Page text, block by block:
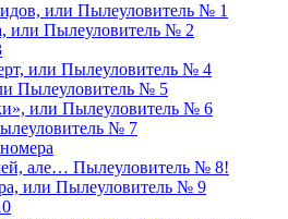
или Пылеуловитель № 1
или Пылеуловитель № 2
или Пылеуловитель № 4
Пылеуловитель № 5
или Пылеуловитель № 6
№ 7
але… Пылеуловитель № 8!
или Пылеуловитель № 9